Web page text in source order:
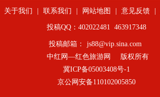
关于我们 联系我们 网站地图 意见反馈
投稿QQ：402022481 463917348
投稿邮箱：
js88@vip.sina.com
中红网—红色旅游网
版权所有
冀ICP备05003408号-1
京公网安备110102005850